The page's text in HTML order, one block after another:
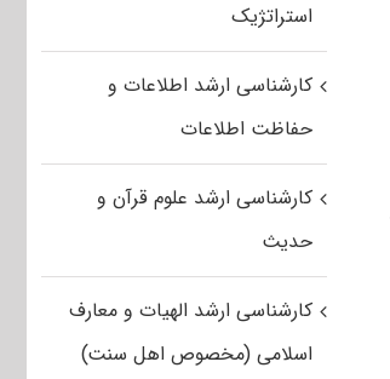
استراتژیک
کارشناسی ارشد اطلاعات و
حفاظت اطلاعات
کارشناسی ارشد علوم قرآن و
حدیث
کارشناسی ارشد الهیات و معارف
اسلامی (مخصوص اهل سنت)